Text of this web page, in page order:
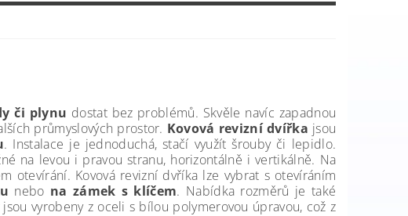
či plynu dostat bez problémů. Skvěle navíc zapadnou
průmyslových prostor. Kovová revizní dvířka jsou
. Instalace je jednoduchá, stačí využít šrouby či lepidlo.
na levou i pravou stranu, horizontálně i vertikálně. Na
otevírání. Kovová revizní dvříka lze vybrat s otevíráním
nebo na zámek s klíčem. Nabídka rozměrů je také
jsou vyrobeny z oceli s bílou polymerovou úpravou, což z